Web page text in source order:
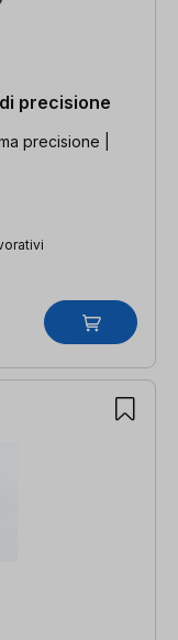
precisione
precisione |